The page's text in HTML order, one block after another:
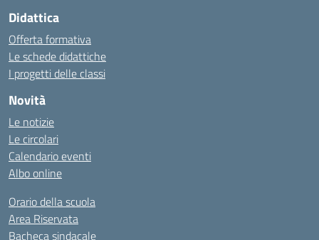
Didattica
Offerta formativa
Le schede didattiche
I progetti delle classi
Novità
Le notizie
Le circolari
Calendario eventi
Albo online
Orario della scuola
Area Riservata
Bacheca sindacale